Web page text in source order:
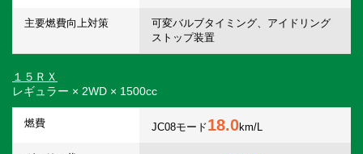
主要燃費向上対策
可変バルブタイミング、アイドリング
ストップ装置
１５ＲＸ
レギュラー × 2WD × 1500cc
燃費 JC08モード18.0km/L